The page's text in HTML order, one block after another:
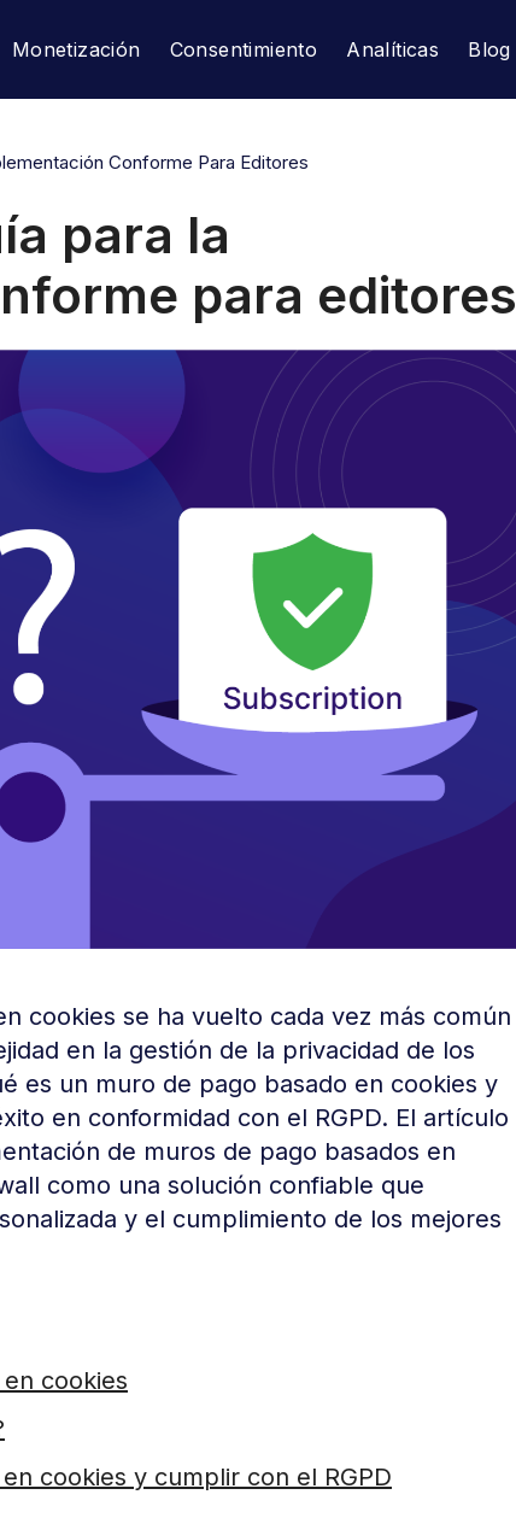
Monetización Consentimiento Analíticas Blog
Conforme Para Editores
para la
para editores
cookies se ha vuelto cada vez más común
en la gestión de la privacidad de los
es un muro de pago basado en cookies y
en conformidad con el RGPD. El artículo
de muros de pago basados en
como una solución confiable que
y el cumplimiento de los mejores
cookies
cookies y cumplir con el RGPD